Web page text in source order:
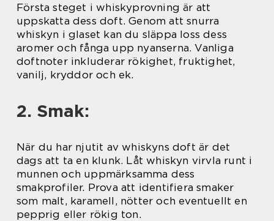
Första steget i whiskyprovning är att
uppskatta dess doft. Genom att snurra
whiskyn i glaset kan du släppa loss dess
aromer och fånga upp nyanserna. Vanliga
doftnoter inkluderar rökighet, fruktighet,
vanilj, kryddor och ek.
2. Smak:
När du har njutit av whiskyns doft är det
dags att ta en klunk. Låt whiskyn virvla runt i
munnen och uppmärksamma dess
smakprofiler. Prova att identifiera smaker
som malt, karamell, nötter och eventuellt en
pepprig eller rökig ton.